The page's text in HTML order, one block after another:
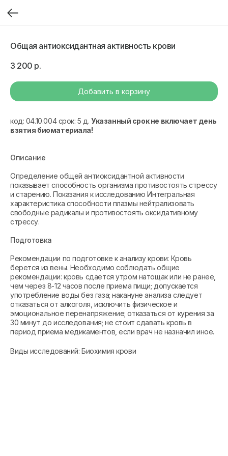
Общая антиоксидантная активность крови
3 200 р.
Добавить в корзину
код: 04.10.004 срок: 5 д.Указанный срок не включает день
взятия биоматериала!
Описание
Определение общей антиоксидантной активности
показывает способность организма противостоять стрессу
и старению. Показания к исследованию Интегральная
характеристика способности плазмы нейтрализовать
свободные радикалы и противостоять оксидативному
стрессу.
Подготовка
Рекомендации по подготовке к анализу крови: Кровь
берется из вены. Необходимо соблюдать общие
рекомендации: кровь сдается утром натощак или не ранее,
чем через 8-12 часов после приема пищи; допускается
употребление воды без газа; накануне анализа следует
отказаться от алкоголя, исключить физическое и
эмоциональное перенапряжение; отказаться от курения за
30 минут до исследования; не стоит сдавать кровь в
период приема медикаментов, если врач не назначил иное.
Виды исследований: Биохимия крови